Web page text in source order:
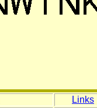
Links